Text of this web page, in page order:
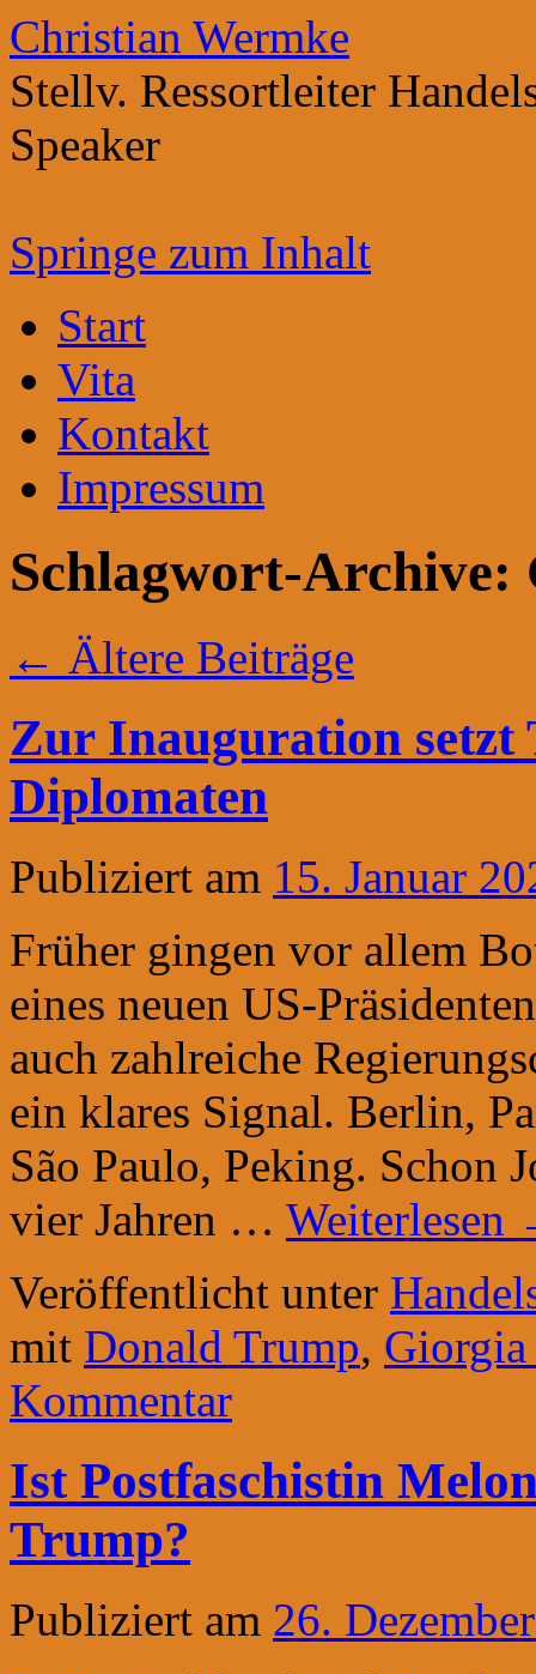
Christian Wermke
Stellv. Ressortleiter
Speaker
Springe zum Inhalt
Start
Vita
Kontakt
Impressum
Schlagwort-Archive:
← Ältere Beiträge
Zur Inauguration setzt
Diplomaten
Publiziert am 15. Januar
Früher gingen vor allem
eines neuen US-
auch zahlreiche
ein klares Signal. Berlin,
São Paulo, Peking. Schon
vier Jahren … Weiterlesen
Veröffentlicht unter
mit Donald Trump,
Kommentar
Ist Postfaschistin
Trump?
Publiziert am 26.